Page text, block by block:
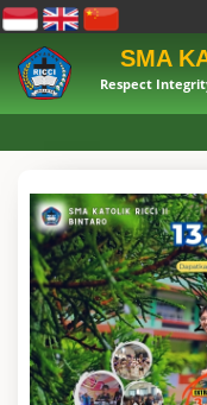
SMA
Respect